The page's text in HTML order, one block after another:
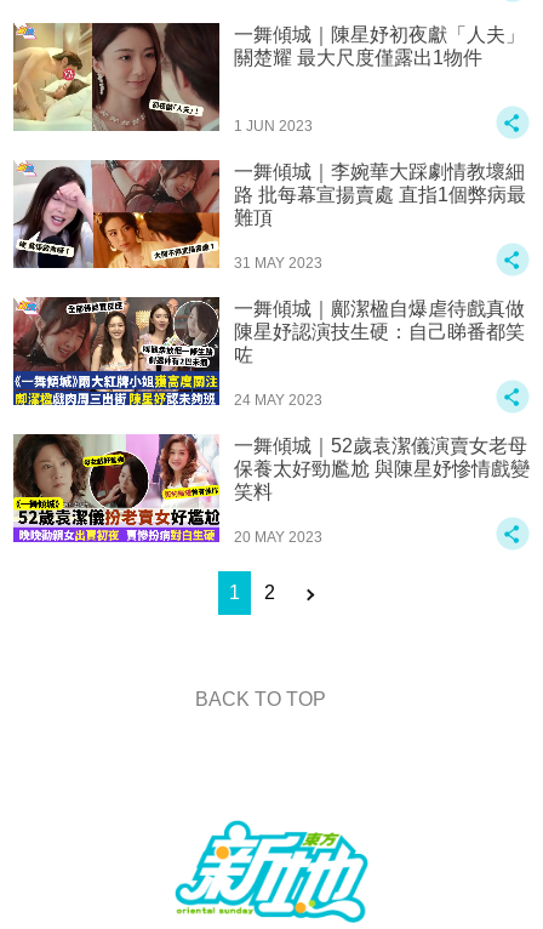
一舞傾城｜陳星妤初夜獻「人夫」
關楚耀 最大尺度僅露出1物件
1 JUN 2023
一舞傾城｜李婉華大踩劇情教壞細
路 批每幕宣揚賣處 直指1個弊病最
難頂
31 MAY 2023
一舞傾城｜鄺潔楹自爆虐待戲真做
陳星妤認演技生硬：自己睇番都笑
咗
24 MAY 2023
一舞傾城｜52歲袁潔儀演賣女老母
保養太好勁尷尬 與陳星妤慘情戲變
笑料
20 MAY 2023
1 2
BACK TO TOP